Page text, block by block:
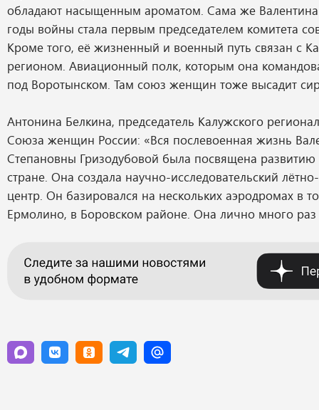
обладают насыщенным ароматом. Сама же
годы войны стала первым председателем комитета
Кроме того, её жизненный и военный путь связан с
регионом. Авиационный полк, которым она
под Воротынском. Там союз женщин тоже высадит
Антонина Белкина, председатель Калужского
Союза женщин России: «Вся послевоенная жизнь
Степановны Гризодубовой была посвящена
стране. Она создала научно-исследовательский
центр. Он базировался на нескольких аэродромах в
Ермолино, в Боровском районе. Она лично много раз